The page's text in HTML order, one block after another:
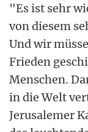
"Es ist sehr
von diesem
Und wir
Frieden
Menschen.
in die Welt
Jerusalemer